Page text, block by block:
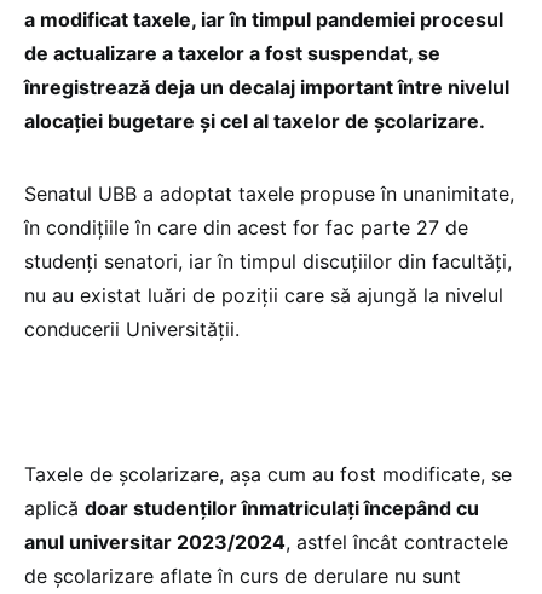
a modificat taxele, iar în timpul pandemiei procesul
de actualizare a taxelor a fost suspendat, se
înregistrează deja un decalaj important între nivelul
alocației bugetare și cel al taxelor de școlarizare.
Senatul UBB a adoptat taxele propuse în unanimitate,
în condițiile în care din acest for fac parte 27 de
studenți senatori, iar în timpul discuțiilor din facultăți,
nu au existat luări de poziții care să ajungă la nivelul
conducerii Universității.
Taxele de școlarizare, așa cum au fost modificate, se
aplică doar studenților înmatriculați începând cu
anul universitar 2023/2024, astfel încât contractele
de școlarizare aflate în curs de derulare nu sunt